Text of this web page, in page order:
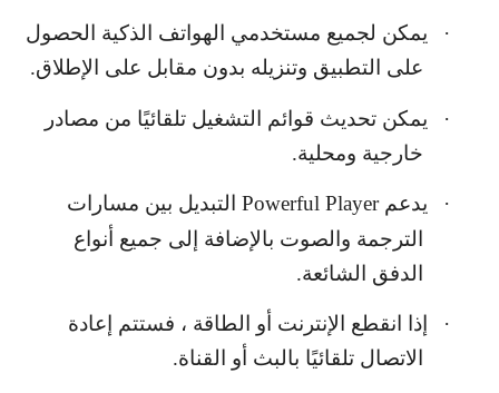
·
يمكن لجميع مستخدمي الهواتف الذكية الحصول
على التطبيق وتنزيله بدون مقابل على الإطلاق.
·
يمكن تحديث قوائم التشغيل تلقائيًا من مصادر
خارجية ومحلية.
· يدعمPowerful Player التبديل بين مسارات
الترجمة والصوت بالإضافة إلى جميع أنواع
الدفق الشائعة.
·
إذا انقطع الإنترنت أو الطاقة ، فستتم إعادة
الاتصال تلقائيًا بالبث أو القناة.